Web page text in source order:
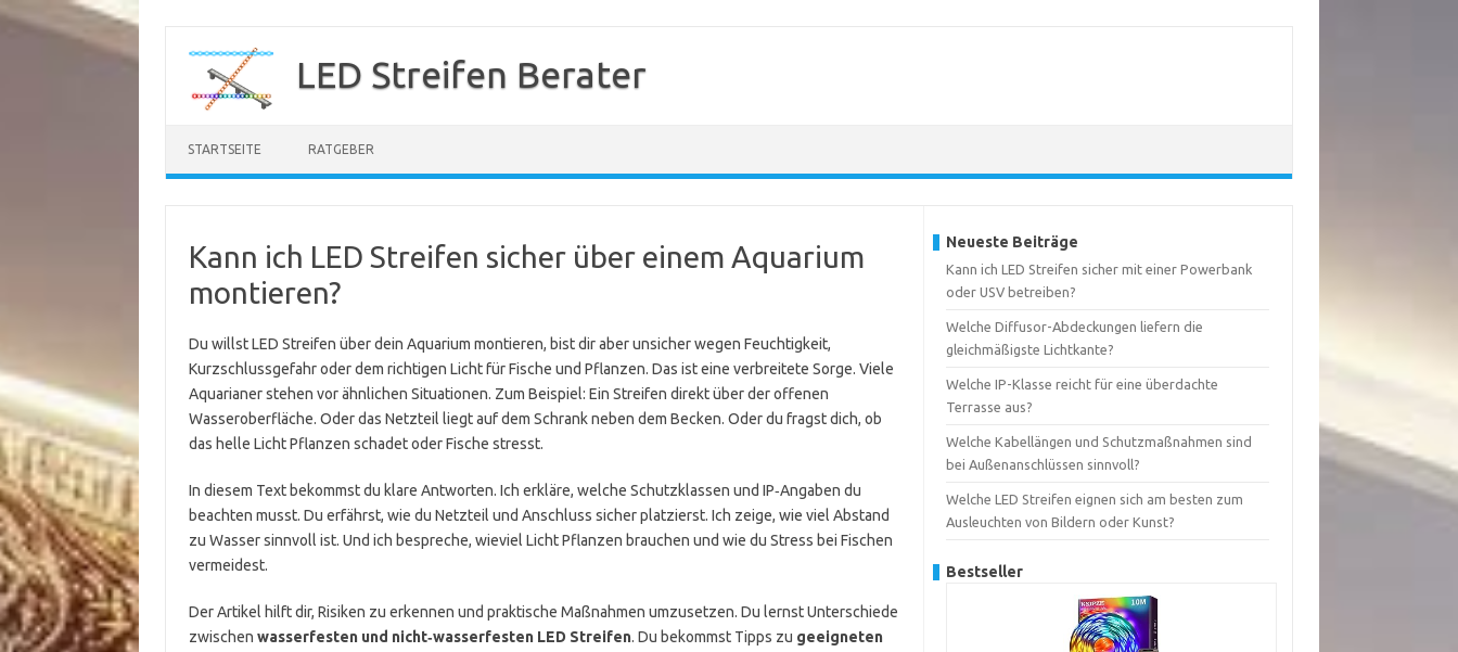
Inhalt
LED Streifen Berater
STARTSEITE RATGEBER
Kann ich LED Streifen sicher über einem Aquarium
montieren?
Du willst LED Streifen über dein Aquarium montieren, bist dir aber unsicher wegen Feuchtigkeit,
Kurzschlussgefahr oder dem richtigen Licht für Fische und Pflanzen. Das ist eine verbreitete Sorge. Viele
Aquarianer stehen vor ähnlichen Situationen. Zum Beispiel: Ein Streifen direkt über der offenen
Wasseroberfläche. Oder das Netzteil liegt auf dem Schrank neben dem Becken. Oder du fragst dich, ob
das helle Licht Pflanzen schadet oder Fische stresst.
In diesem Text bekommst du klare Antworten. Ich erkläre, welche Schutzklassen und IP‑Angaben du
beachten musst. Du erfährst, wie du Netzteil und Anschluss sicher platzierst. Ich zeige, wie viel Abstand
zu Wasser sinnvoll ist. Und ich bespreche, wieviel Licht Pflanzen brauchen und wie du Stress bei Fischen
vermeidest.
Der Artikel hilft dir, Risiken zu erkennen und praktische Maßnahmen umzusetzen. Du lernst Unterschiede
zwischen wasserfesten und nicht‑wasserfesten LED Streifen. Du bekommst Tipps zu geeigneten
Neueste Beiträge
Kann ich LED Streifen sicher mit einer Powerbank
oder USV betreiben?
Welche Diffusor-Abdeckungen liefern die
gleichmäßigste Lichtkante?
Welche IP-Klasse reicht für eine überdachte
Terrasse aus?
Welche Kabellängen und Schutzmaßnahmen sind
bei Außenanschlüssen sinnvoll?
Welche LED Streifen eignen sich am besten zum
Ausleuchten von Bildern oder Kunst?
Bestseller